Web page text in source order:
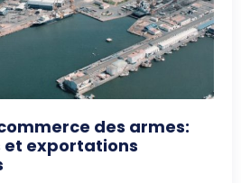
des armes:
exportations